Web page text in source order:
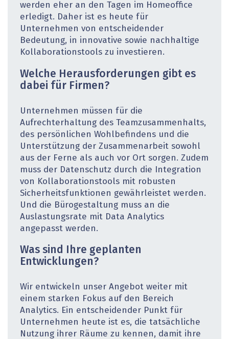
werden eher an den Tagen im Homeoffice
erledigt. Daher ist es heute für
Unternehmen von entscheidender
Bedeutung, in innovative sowie nachhaltige
Kollaborationstools zu investieren.
Welche Herausforderungen gibt es
dabei für Firmen?
Unternehmen müssen für die
Aufrechterhaltung des Teamzusammenhalts,
des persönlichen Wohlbefindens und die
Unterstützung der Zusammenarbeit sowohl
aus der Ferne als auch vor Ort sorgen. Zudem
muss der Datenschutz durch die Inte­gration
von Kollaborationstools mit robusten
Sicherheitsfunk­tionen gewährleistet werden.
Und die Bürogestaltung muss an die
Auslastungsrate mit Data Analytics
angepasst werden.
Was sind Ihre geplanten
Entwicklungen?
Wir entwickeln unser Angebot weiter mit
einem starken Fokus auf den Bereich
Analytics. Ein entscheidender Punkt für
Unternehmen heute ist es, die tatsächliche
Nutzung ihrer Räume zu kennen, damit ihre